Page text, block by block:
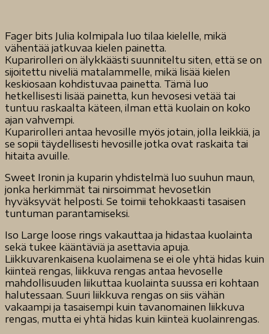
Fager bits Julia kolmipala luo tilaa kielelle, mikä
vähentää jatkuvaa kielen painetta.
Kuparirolleri on älykkäästi suunniteltu siten, että se on
sijoitettu niveliä matalammelle, mikä lisää kielen
keskiosaan kohdistuvaa painetta. Tämä luo
hetkellisesti lisää painetta, kun hevosesi vetää tai
tuntuu raskaalta käteen, ilman että kuolain on koko
ajan vahvempi.
Kuparirolleri antaa hevosille myös jotain, jolla leikkiä, ja
se sopii täydellisesti hevosille jotka ovat raskaita tai
hitaita avuille.
Sweet Ironin ja kuparin yhdistelmä luo suuhun maun,
jonka herkimmät tai nirsoimmat hevosetkin
hyväksyvät helposti. Se toimii tehokkaasti tasaisen
tuntuman parantamiseksi.
Iso Large loose rings vakauttaa ja hidastaa kuolainta
sekä tukee kääntäviä ja asettavia apuja.
Liikkuvarenkaisena kuolaimena se ei ole yhtä hidas kuin
kiinteä rengas, liikkuva rengas antaa hevoselle
mahdollisuuden liikuttaa kuolainta suussa eri kohtaan
halutessaan. Suuri liikkuva rengas on siis vähän
vakaampi ja tasaisempi kuin tavanomainen liikkuva
rengas, mutta ei yhtä hidas kuin kiinteä kuolainrengas.